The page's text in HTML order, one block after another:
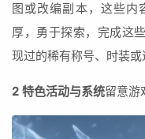
图或改编副本，这些内
厚，勇于探索，完成这
现过的稀有称号、时装或
2 特色活动与系统留意游